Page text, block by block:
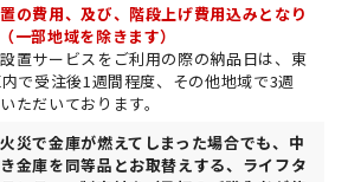
の費用、及び、階段上げ費用込みとなり
一部地域を除きます）
置サービスをご利用の際の納品日は、東
で受注後1週間程度、その他地域で3週
ただいております。
災で金庫が燃えてしまった場合でも、中
金庫を同等品とお取替えする、ライフタ